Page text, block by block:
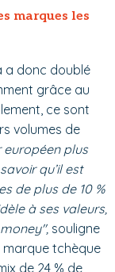
marques les
a donc doublé
grâce au
ce sont
volumes de
européen plus
qu’il est
de plus de 10 %
à ses valeurs,
souligne
marque tchèque
de 24 % de